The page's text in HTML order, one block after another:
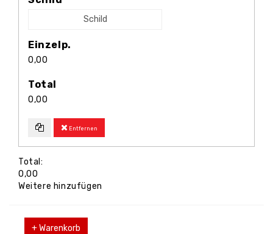
Schild
Einzelp.
0,00
Total
0,00
Entfernen
Total:
0,00
Weitere hinzufügen
+ Warenkorb